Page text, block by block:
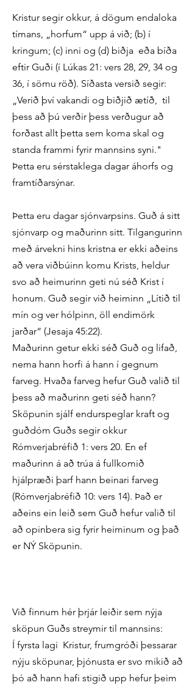
Kristur segir okkur, á dögum endaloka
tímans, „horfum“ upp á við; (b) í
kringum; (c) inni og (d) biðja eða bíða
eftir Guði (í Lúkas 21: vers 28, 29, 34 og
36, í sömu röð). Síðasta versið segir:
„Verið því vakandi og biðjið ætíð, til
þess að þú verðir þess verðugur að
forðast allt þetta sem koma skal og
standa frammi fyrir mannsins syni."
Þetta eru sérstaklega dagar áhorfs og
framtíðarsýnar.
Þetta eru dagar sjónvarpsins. Guð á sitt
sjónvarp og maðurinn sitt. Tilgangurinn
með árvekni hins kristna er ekki aðeins
að vera viðbúinn komu Krists, heldur
svo að heimurinn geti nú séð Krist í
honum. Guð segir við heiminn „Lítið til
mín og ver hólpinn, öll endimörk
jarðar“ (Jesaja 45:22).
Maðurinn getur ekki séð Guð og lifað,
nema hann horfi á hann í gegnum
farveg. Hvaða farveg hefur Guð valið til
þess að maðurinn geti séð hann?
Sköpunin sjálf endurspeglar kraft og
guðdóm Guðs segir okkur
Rómverjabréfið 1: vers 20. En ef
maðurinn á að trúa á fullkomið
hjálpræði þarf hann beinari farveg
(Rómverjabréfið 10: vers 14). Það er
aðeins ein leið sem Guð hefur valið til
að opinbera sig fyrir heiminum og það
er NÝ Sköpunin.
Við finnum hér þrjár leiðir sem nýja
sköpun Guðs streymir til mannsins:
Í fyrsta lagi Kristur, frumgróði þessarar
nýju sköpunar, þjónusta er svo mikið að
þó að hann hafi stigið upp hefur þeim